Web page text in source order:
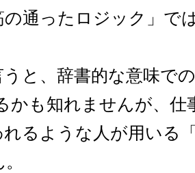
の通ったロジック」で
と、辞書的な意味で
かも知れませんが、仕
るような人が用いる